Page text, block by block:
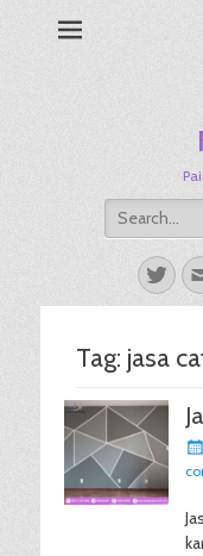
Search
for:
Tag: jasa
on